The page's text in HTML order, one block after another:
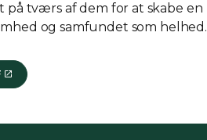
tværs af dem for at skabe en
og samfundet som helhed.